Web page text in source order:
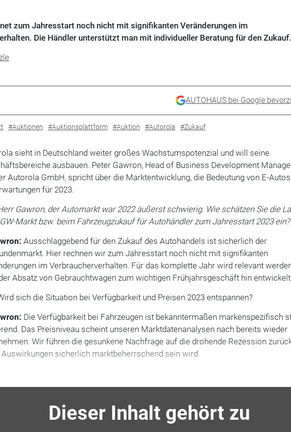
zum Jahresstart noch nicht mit signifikanten Veränderungen im
Die Händler unterstützt man mit individueller Beratung für den Zukauf.
AUTOHAUS bei Google
#Auktionen #Auktionsplattform #Auktion #Autorola #Zukauf
sieht in Deutschland weiter großes Wachstumspotenzial und will seine
ausbauen. Peter Gawron, Head of Business Development
Autorola GmbH, spricht über die Marktentwicklung, die Bedeutung von E-
für 2023.
Gawron, der Automarkt war 2022 äußerst schwierig. Wie schätzen Sie die
Markt bzw. beim Fahrzeugzukauf für Autohändler zum Jahresstart 2023 ein?
Ausschlaggebend für den Zukauf des Autohandels ist sicherlich der
Hier rechnen wir zum Jahresstart noch nicht mit signifikanten
im Verbraucherverhalten. Für das komplette Jahr wird relevant
Absatz von Gebrauchtwagen zum wichtigen Frühjahrsgeschäft hin
sich die Situation bei Verfügbarkeit und Preisen 2023 entspannen?
Die Verfügbarkeit bei Fahrzeugen ist bekanntermaßen markenspezifisch
Das Preisniveau scheint unseren Marktdatenanalysen nach bereits wieder
Wir führen die gesunkene Nachfrage auf die drohende Rezession
Auswirkungen sicherlich marktbeherrschend sein wird.
Dieser Inhalt gehört zu